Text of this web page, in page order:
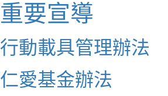
重要宣導
行動載具管理辦法
仁愛基金辦法